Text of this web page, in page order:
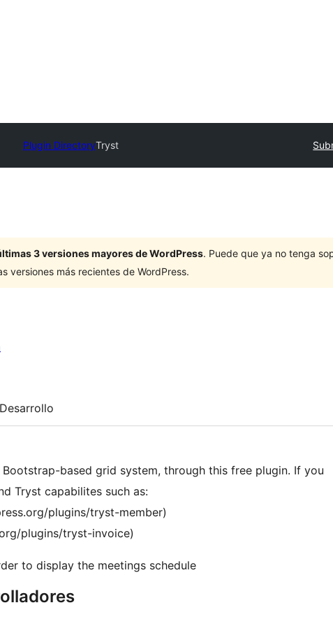
Plugin DirectoryTryst
3 versiones mayores de WordPress. Puede que ya no tenga
versiones más recientes de WordPress.
Desarrollo
based grid system, through this free plugin. If you
Tryst capabilites such as:
plugins/tryst-member)
plugins/tryst-invoice)
to display the meetings schedule